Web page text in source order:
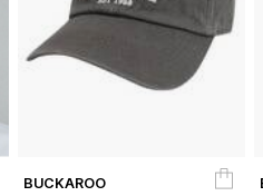
BUCKAROO